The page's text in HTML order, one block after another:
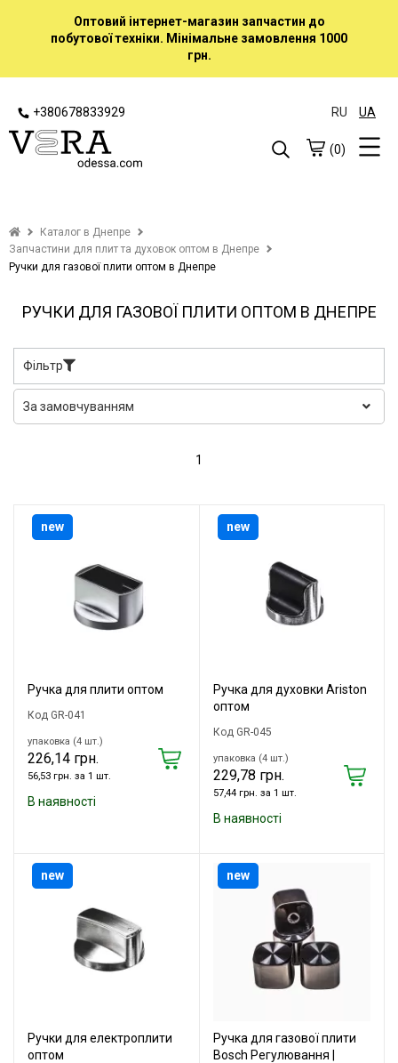
Оптовий інтернет-магазин запчастин до
побутової техніки. Мінімальне замовлення 1000
грн.
+380678833929 RU UA
(0)
Каталог в Днепре
Запчастини для плит та духовок оптом в Днепре
Ручки для газової плити оптом в Днепре
РУЧКИ ДЛЯ ГАЗОВОЇ ПЛИТИ ОПТОМ В ДНЕПРЕ
Фільтр
1
Ручка для плити оптом
Код GR-041
упаковка (4 шт.)
226,14 грн.
56,53 грн. за 1 шт.
В наявності
new
Ручка для духовки Ariston
оптом
Код GR-045
упаковка (4 шт.)
229,78 грн.
57,44 грн. за 1 шт.
В наявності
new
Ручки для електроплити
оптом
new
Ручка для газової плити
Bosch Регулювання |
new